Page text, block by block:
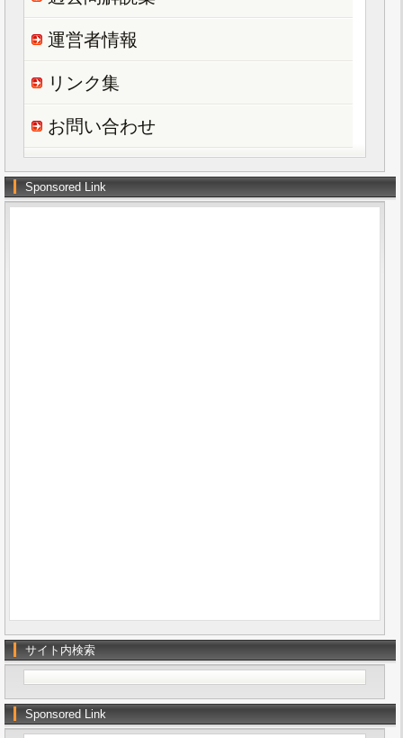
運営者情報
リンク集
お問い合わせ
Sponsored Link
サイト内検索
Sponsored Link